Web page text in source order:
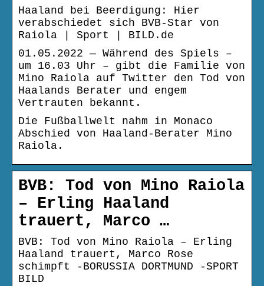
Haaland bei Beerdigung: Hier
verabschiedet sich BVB-Star von
Raiola | Sport | BILD.de
01.05.2022 — Während des Spiels –
um 16.03 Uhr – gibt die Familie von
Mino Raiola auf Twitter den Tod von
Haalands Berater und engem
Vertrauten bekannt.
Die Fußballwelt nahm in Monaco
Abschied von Haaland-Berater Mino
Raiola.
BVB: Tod von Mino Raiola
– Erling Haaland
trauert, Marco …
BVB: Tod von Mino Raiola – Erling
Haaland trauert, Marco Rose
schimpft -BORUSSIA DORTMUND -SPORT
BILD